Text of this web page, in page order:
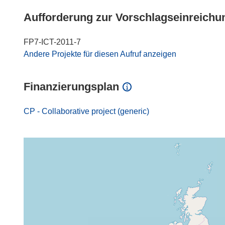
Aufforderung zur
FP7-ICT-2011-7
Andere Projekte für diesen Aufruf anzeigen
Finanzierungsplan
CP - Collaborative project (generic)